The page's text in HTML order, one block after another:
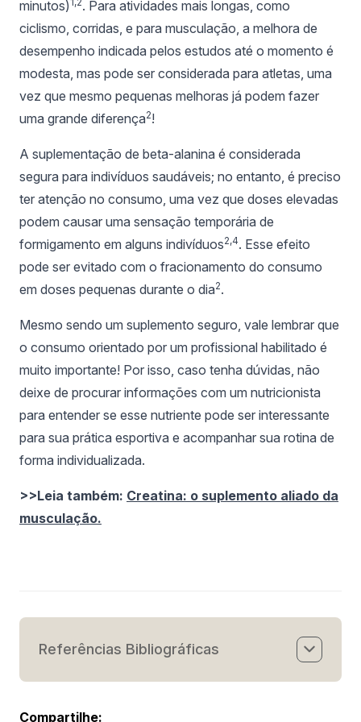
minutos)
. Para atividades mais longas, como
ciclismo, corridas, e para musculação, a melhora de
desempenho indicada pelos estudos até o momento é
modesta, mas pode ser considerada para atletas, uma
vez que mesmo pequenas melhoras já podem fazer
uma grande diferença2!
A suplementação de beta-alanina é considerada
segura para indivíduos saudáveis; no entanto, é preciso
ter atenção no consumo, uma vez que doses elevadas
podem causar uma sensação temporária de
formigamento em alguns indivíduos2,4. Esse efeito
pode ser evitado com o fracionamento do consumo
em doses pequenas durante o dia2.
Mesmo sendo um suplemento seguro, vale lembrar que
o consumo orientado por um profissional habilitado é
muito importante! Por isso, caso tenha dúvidas, não
deixe de procurar informações com um nutricionista
para entender se esse nutriente pode ser interessante
para sua prática esportiva e acompanhar sua rotina de
forma individualizada.
>>Leia também: Creatina: o suplemento aliado da
musculação.
Referências Bibliográficas
A suplementação de beta-alanina na
Compartilhe: